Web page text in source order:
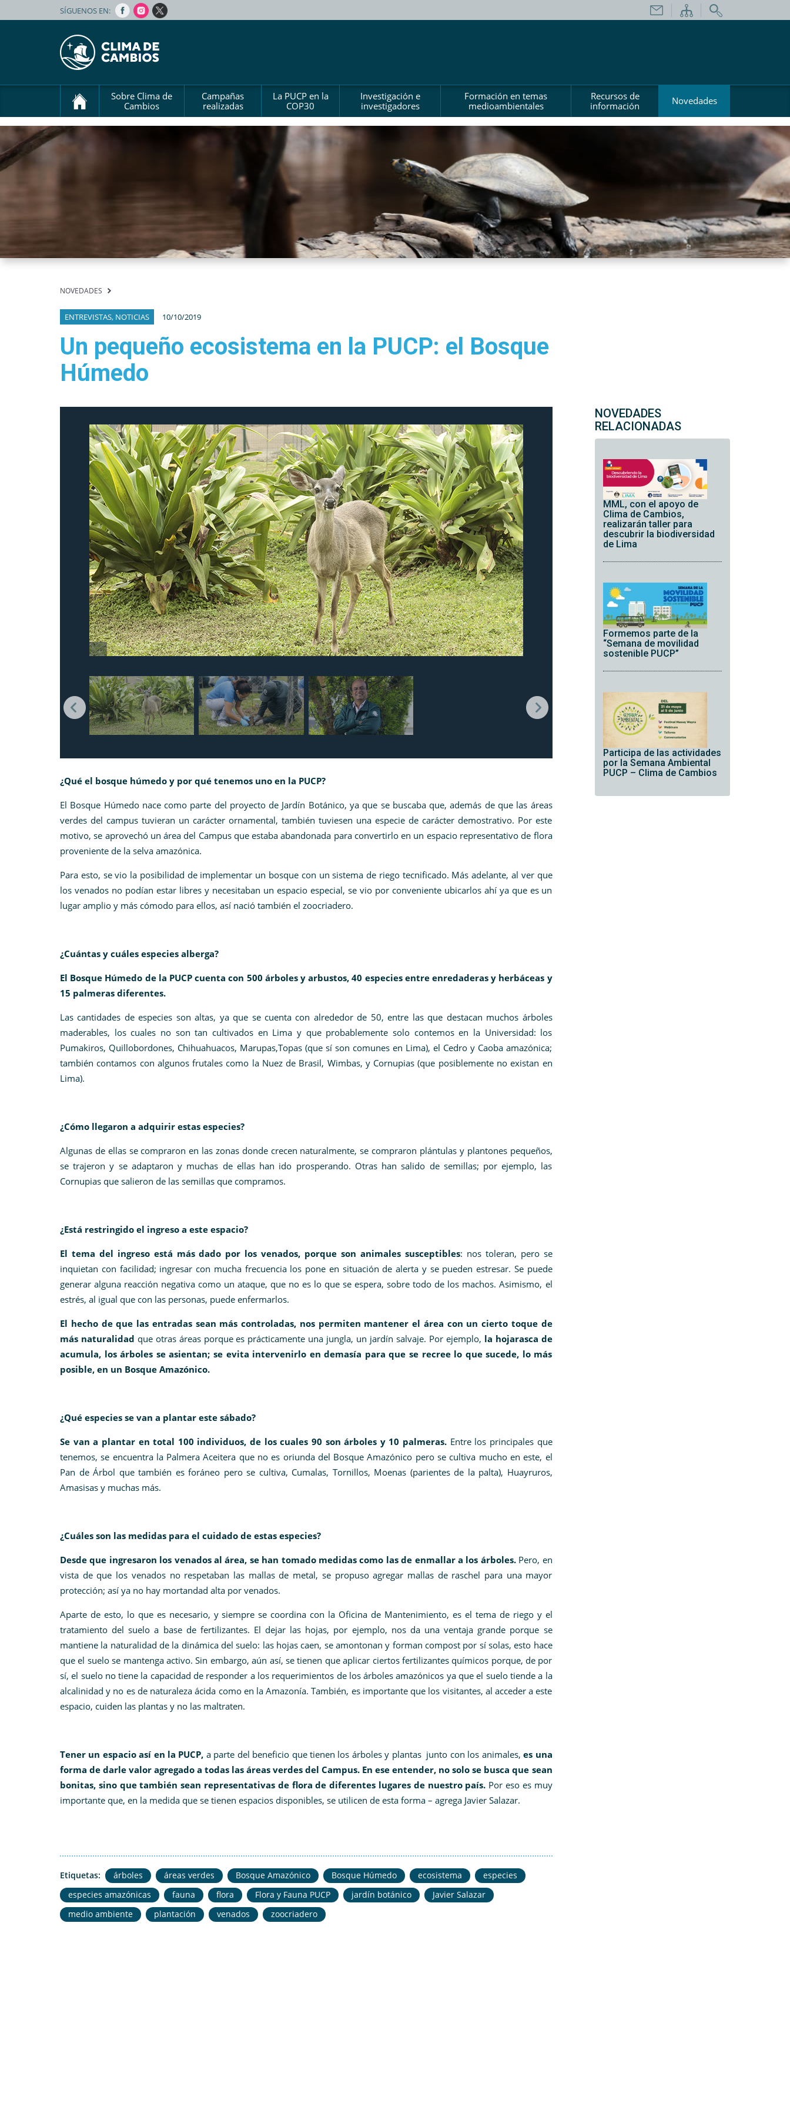
SÍGUENOS EN:
Sobre Clima de
Cambios
Campañas
realizadas
La PUCP en la
COP30
Investigación e
investigadores
Formación en temas
medioambientales
Recursos de
información
Novedades
NOVEDADES
ENTREVISTAS, NOTICIAS 10/10/2019
Un pequeño ecosistema en la PUCP: el Bosque
Húmedo
¿Qué el bosque húmedo y por qué tenemos uno en la PUCP?
El Bosque Húmedo nace como parte del proyecto de Jardín Botánico, ya que se buscaba que, además de que las áreas
verdes del campus tuvieran un carácter ornamental, también tuviesen una especie de carácter demostrativo. Por este
motivo, se aprovechó un área del Campus que estaba abandonada para convertirlo en un espacio representativo de flora
proveniente de la selva amazónica.
Para esto, se vio la posibilidad de implementar un bosque con un sistema de riego tecnificado. Más adelante, al ver que
los venados no podían estar libres y necesitaban un espacio especial, se vio por conveniente ubicarlos ahí ya que es un
lugar amplio y más cómodo para ellos, así nació también el zoocriadero.
¿Cuántas y cuáles especies alberga?
El Bosque Húmedo de la PUCP cuenta con 500 árboles y arbustos, 40 especies entre enredaderas y herbáceas y
15 palmeras diferentes.
Las cantidades de especies son altas, ya que se cuenta con alrededor de 50, entre las que destacan muchos árboles
maderables, los cuales no son tan cultivados en Lima y que probablemente solo contemos en la Universidad: los
Pumakiros, Quillobordones, Chihuahuacos, Marupas,Topas (que sí son comunes en Lima), el Cedro y Caoba amazónica;
también contamos con algunos frutales como la Nuez de Brasil, Wimbas, y Cornupias (que posiblemente no existan en
Lima).
¿Cómo llegaron a adquirir estas especies?
Algunas de ellas se compraron en las zonas donde crecen naturalmente, se compraron plántulas y plantones pequeños,
se trajeron y se adaptaron y muchas de ellas han ido prosperando. Otras han salido de semillas; por ejemplo, las
Cornupias que salieron de las semillas que compramos.
¿Está restringido el ingreso a este espacio?
El tema del ingreso está más dado por los venados, porque son animales susceptibles: nos toleran, pero se
inquietan con facilidad; ingresar con mucha frecuencia los pone en situación de alerta y se pueden estresar. Se puede
generar alguna reacción negativa como un ataque, que no es lo que se espera, sobre todo de los machos. Asimismo, el
estrés, al igual que con las personas, puede enfermarlos.
El hecho de que las entradas sean más controladas, nos permiten mantener el área con un cierto toque de
más naturalidad que otras áreas porque es prácticamente una jungla, un jardín salvaje. Por ejemplo, la hojarasca de
acumula, los árboles se asientan; se evita intervenirlo en demasía para que se recree lo que sucede, lo más
posible, en un Bosque Amazónico.
¿Qué especies se van a plantar este sábado?
Se van a plantar en total 100 individuos, de los cuales 90 son árboles y 10 palmeras. Entre los principales que
tenemos, se encuentra la Palmera Aceitera que no es oriunda del Bosque Amazónico pero se cultiva mucho en este, el
Pan de Árbol que también es foráneo pero se cultiva, Cumalas, Tornillos, Moenas (parientes de la palta), Huayruros,
Amasisas y muchas más.
¿Cuáles son las medidas para el cuidado de estas especies?
Desde que ingresaron los venados al área, se han tomado medidas como las de enmallar a los árboles.Pero, en
vista de que los venados no respetaban las mallas de metal, se propuso agregar mallas de raschel para una mayor
protección; así ya no hay mortandad alta por venados.
Aparte de esto, lo que es necesario, y siempre se coordina con la Oficina de Mantenimiento, es el tema de riego y el
tratamiento del suelo a base de fertilizantes. El dejar las hojas, por ejemplo, nos da una ventaja grande porque se
mantiene la naturalidad de la dinámica del suelo: las hojas caen, se amontonan y forman compost por sí solas, esto hace
que el suelo se mantenga activo. Sin embargo, aún así, se tienen que aplicar ciertos fertilizantes químicos porque, de por
sí, el suelo no tiene la capacidad de responder a los requerimientos de los árboles amazónicos ya que el suelo tiende a la
alcalinidad y no es de naturaleza ácida como en la Amazonía. También, es importante que los visitantes, al acceder a este
espacio, cuiden las plantas y no las maltraten.
Tener un espacio así en la PUCP, a parte del beneficio que tienen los árboles y plantas junto con los animales,es una
forma de darle valor agregado a todas las áreas verdes del Campus. En ese entender, no solo se busca que sean
bonitas, sino que también sean representativas de flora de diferentes lugares de nuestro país. Por eso es muy
importante que, en la medida que se tienen espacios disponibles, se utilicen de esta forma – agrega Javier Salazar.
Etiquetas: árboles áreas verdes Bosque Amazónico Bosque Húmedo ecosistema
especies
especies amazónicas
fauna flora Flora y Fauna PUCP jardín botánico
Javier Salazar
medio ambiente
plantación venados zoocriadero
NOVEDADES
RELACIONADAS
MML, con el apoyo de
Clima de Cambios,
realizarán taller para
descubrir la biodiversidad
de Lima
Formemos parte de la
“Semana de movilidad
sostenible PUCP”
Participa de las actividades
por la Semana Ambiental
PUCP – Clima de Cambios